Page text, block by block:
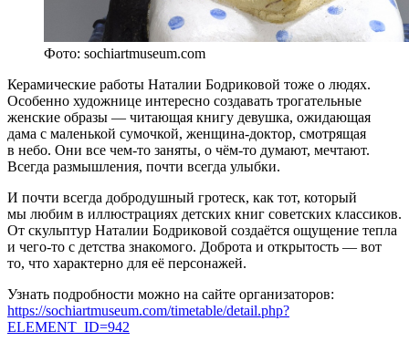
Фото: sochiartmuseum.com
Керамические работы Наталии Бодриковой тоже о людях.
Особенно художнице интересно создавать трогательные
женские образы — читающая книгу девушка, ожидающая
дама с маленькой сумочкой, женщина-доктор, смотрящая
в небо. Они все чем-то заняты, о чём-то думают, мечтают.
Всегда размышления, почти всегда улыбки.
И почти всегда добродушный гротеск, как тот, который
мы любим в иллюстрациях детских книг советских классиков.
От скульптур Наталии Бодриковой создаётся ощущение тепла
и чего-то с детства знакомого. Доброта и открытость — вот
то, что характерно для её персонажей.
Узнать подробности можно на сайте организаторов:
https://sochiartmuseum.com/timetable/detail.php?
ELEMENT_ID=942